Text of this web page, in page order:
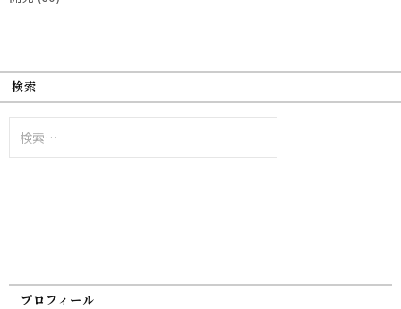
検索
索:
プロフィール